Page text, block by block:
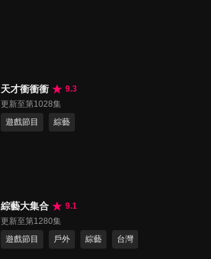
天才衝衝衝
9.3
更新至第1028集
遊戲節目
綜藝
綜藝大集合
9.1
更新至第1280集
遊戲節目
戶外 綜藝 台灣